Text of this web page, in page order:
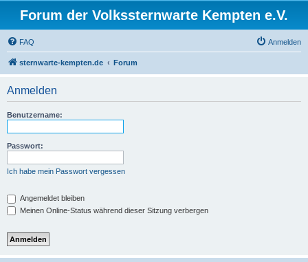
Forum der Volkssternwarte Kempten e.V.
FAQ Anmelden
sternwarte-kempten.de Forum
Anmelden
Benutzername:
Passwort:
Ich habe mein Passwort vergessen
Angemeldet bleiben
Meinen Online-Status während dieser Sitzung verbergen